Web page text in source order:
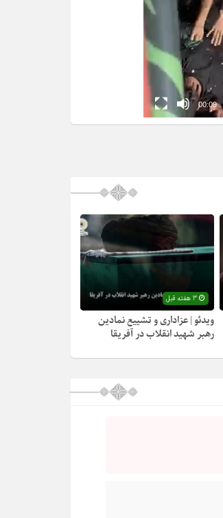
00:09
3 هفته قبل
ویدئو | عزاداری و تشییع نمادین
رهبر شهید انقلاب در آفریقا